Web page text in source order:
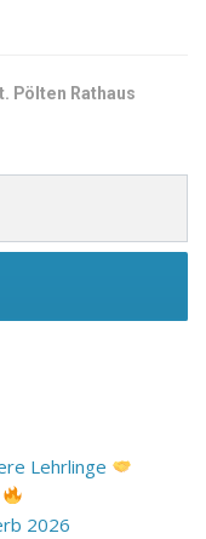
Pölten Rathaus
Lehrlinge
2026